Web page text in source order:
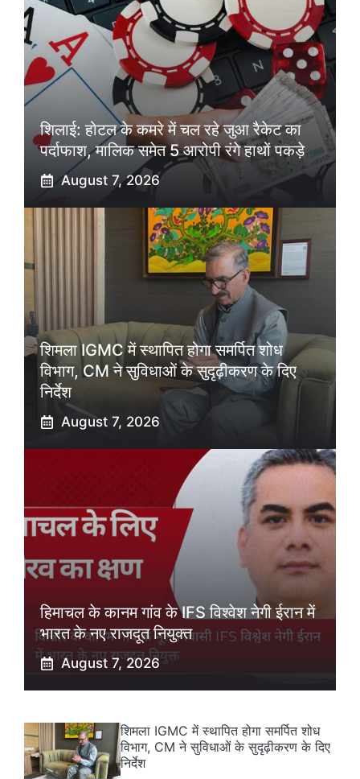
शिलाई: होटल के कमरे में चल रहे जुआ रैकेट का
पर्दाफाश, मालिक समेत 5 आरोपी रंगे हाथों पकड़े
August 7, 2026
शिमला IGMC में स्थापित होगा समर्पित शोध
विभाग, CM ने सुविधाओं के सुदृढ़ीकरण के दिए
निर्देश
August 7, 2026
हिमाचल के कानम गांव के IFS विश्वेश नेगी ईरान में
भारत के नए राजदूत नियुक्त
August 7, 2026
शिमला IGMC में स्थापित होगा समर्पित शोध
विभाग, CM ने सुविधाओं के सुदृढ़ीकरण के दिए
निर्देश